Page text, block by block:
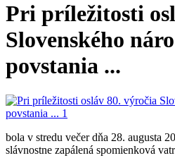
Pri príležitosti
Slovenského
povstania ...
bola v stredu večer dňa 28. augusta
slávnostne zapálená spomienková